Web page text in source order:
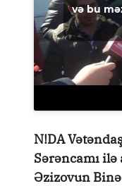
və bu
N!DA
Sərəncamı ilə
Əzizovun